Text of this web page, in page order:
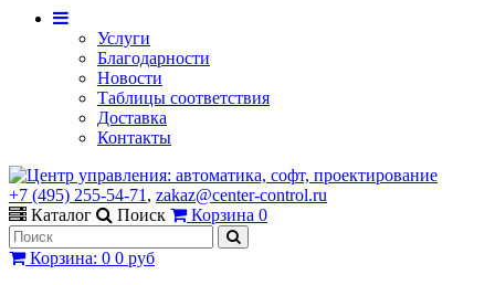
Услуги
Благодарности
Новости
Таблицы соответствия
Доставка
Контакты
+7 (495) 255-54-71 , zakaz@center-control.ru
Каталог
Поиск Корзина 0
Корзина: 0 0 руб